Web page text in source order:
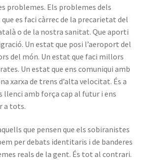
problemes. Els problemes dels
es faci càrrec de la precarietat del
o de la nostra sanitat. Que aporti
Un estat que posi l’aeroport del
del món. Un estat que faci millors
Un estat que ens comuniqui amb
xarxa de trens d’alta velocitat. És a
llenci amb força cap al futur i ens
a tots.
que pensen que els sobiranistes
per debats identitaris i de banderes
reals de la gent. És tot al contrari.